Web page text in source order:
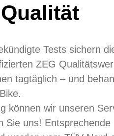
Tests sichern
ZEG
tagtäglich – und
können wir unseren
Sie uns! Entsprechende